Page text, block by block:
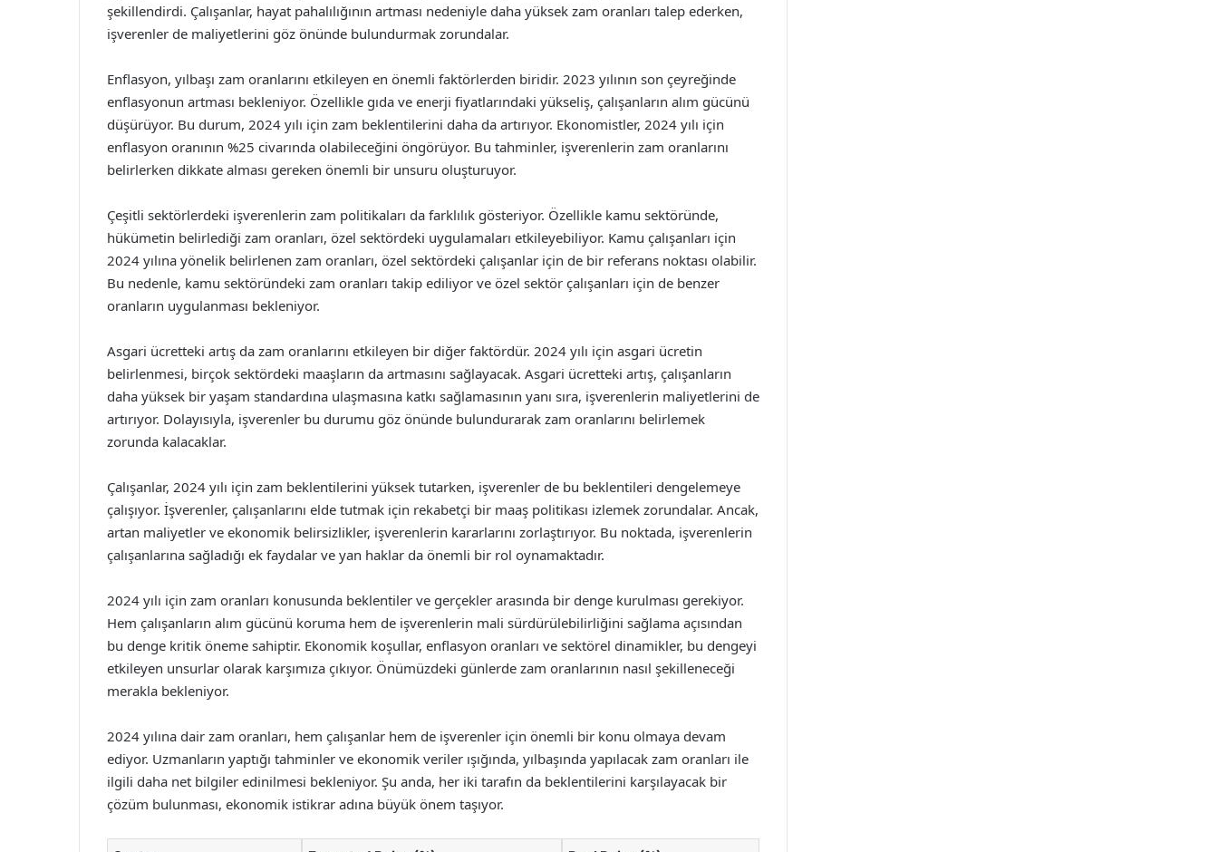
şekillendirdi. Çalışanlar, hayat pahalılığının artması nedeniyle daha yüksek zam oranları talep ederken,
işverenler de maliyetlerini göz önünde bulundurmak zorundalar.
Enflasyon, yılbaşı zam oranlarını etkileyen en önemli faktörlerden biridir. 2023 yılının son çeyreğinde
enflasyonun artması bekleniyor. Özellikle gıda ve enerji fiyatlarındaki yükseliş, çalışanların alım gücünü
düşürüyor. Bu durum, 2024 yılı için zam beklentilerini daha da artırıyor. Ekonomistler, 2024 yılı için
enflasyon oranının %25 civarında olabileceğini öngörüyor. Bu tahminler, işverenlerin zam oranlarını
belirlerken dikkate alması gereken önemli bir unsuru oluşturuyor.
Çeşitli sektörlerdeki işverenlerin zam politikaları da farklılık gösteriyor. Özellikle kamu sektöründe,
hükümetin belirlediği zam oranları, özel sektördeki uygulamaları etkileyebiliyor. Kamu çalışanları için
2024 yılına yönelik belirlenen zam oranları, özel sektördeki çalışanlar için de bir referans noktası olabilir.
Bu nedenle, kamu sektöründeki zam oranları takip ediliyor ve özel sektör çalışanları için de benzer
oranların uygulanması bekleniyor.
Asgari ücretteki artış da zam oranlarını etkileyen bir diğer faktördür. 2024 yılı için asgari ücretin
belirlenmesi, birçok sektördeki maaşların da artmasını sağlayacak. Asgari ücretteki artış, çalışanların
daha yüksek bir yaşam standardına ulaşmasına katkı sağlamasının yanı sıra, işverenlerin maliyetlerini de
artırıyor. Dolayısıyla, işverenler bu durumu göz önünde bulundurarak zam oranlarını belirlemek
zorunda kalacaklar.
Çalışanlar, 2024 yılı için zam beklentilerini yüksek tutarken, işverenler de bu beklentileri dengelemeye
çalışıyor. İşverenler, çalışanlarını elde tutmak için rekabetçi bir maaş politikası izlemek zorundalar. Ancak,
artan maliyetler ve ekonomik belirsizlikler, işverenlerin kararlarını zorlaştırıyor. Bu noktada, işverenlerin
çalışanlarına sağladığı ek faydalar ve yan haklar da önemli bir rol oynamaktadır.
2024 yılı için zam oranları konusunda beklentiler ve gerçekler arasında bir denge kurulması gerekiyor.
Hem çalışanların alım gücünü koruma hem de işverenlerin mali sürdürülebilirliğini sağlama açısından
bu denge kritik öneme sahiptir. Ekonomik koşullar, enflasyon oranları ve sektörel dinamikler, bu dengeyi
etkileyen unsurlar olarak karşımıza çıkıyor. Önümüzdeki günlerde zam oranlarının nasıl şekilleneceği
merakla bekleniyor.
2024 yılına dair zam oranları, hem çalışanlar hem de işverenler için önemli bir konu olmaya devam
ediyor. Uzmanların yaptığı tahminler ve ekonomik veriler ışığında, yılbaşında yapılacak zam oranları ile
ilgili daha net bilgiler edinilmesi bekleniyor. Şu anda, her iki tarafın da beklentilerini karşılayacak bir
çözüm bulunması, ekonomik istikrar adına büyük önem taşıyor.